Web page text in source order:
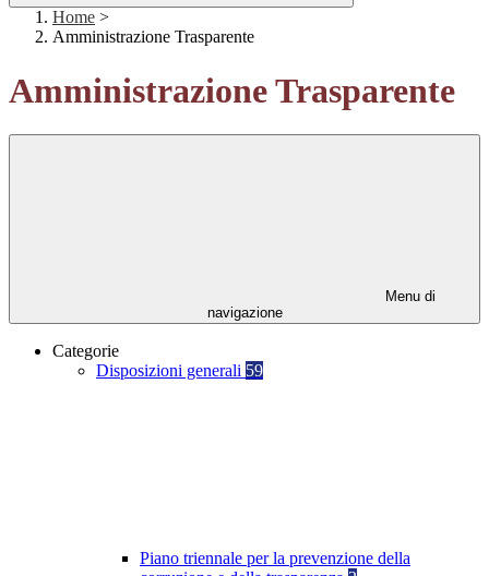
Home >
Amministrazione Trasparente
Amministrazione Trasparente
Menu di
navigazione
Categorie
Disposizioni generali 59
Piano triennale per la prevenzione della